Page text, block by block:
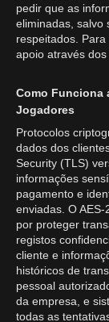
pedir que as
eliminadas, salvo
respeitados.
apoio através
Como Funciona
Jogadores
Protocolos
dados dos
Security (TLS)
informações
pagamento e
enviadas. O
por proteger
registos
cliente e
históricos de
pessoal
da empresa, e
todas as